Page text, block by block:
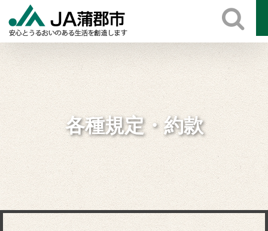
各種規定・約款